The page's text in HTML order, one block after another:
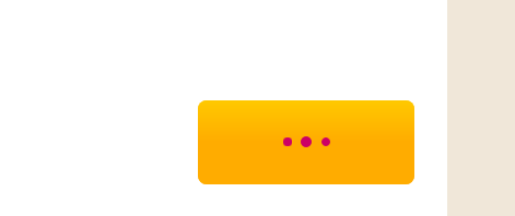
***************